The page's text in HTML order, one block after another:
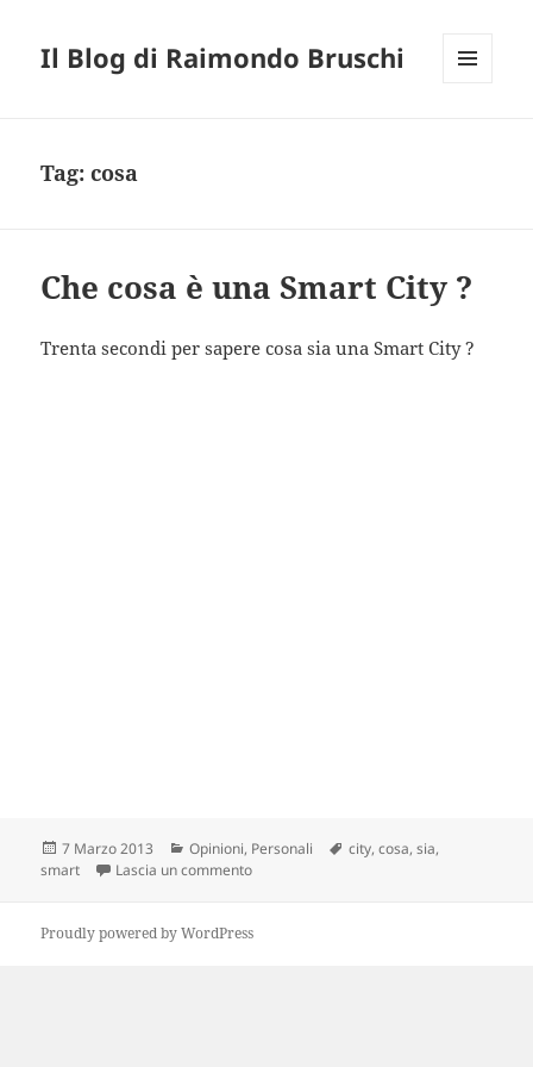
Il Blog di Raimondo Bruschi
Tag:cosa
Che cosa è una Smart City ?
Trenta secondi per sapere cosa sia una Smart City ?
Scritto
il
7 Marzo 2013 Categorie
Opinioni, Personali Tag
city,cosa,sia,
smart
Lascia un commentosu Che cosa è una Smart City ?
Proudly powered by WordPress